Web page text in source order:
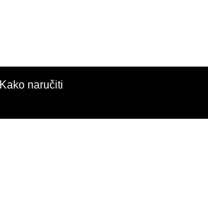
Kako naručiti